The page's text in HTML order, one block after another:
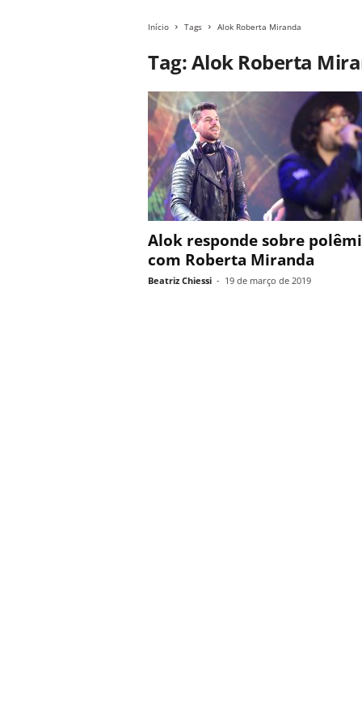
Início Tags Alok Roberta Miranda
Tag: Alok Roberta
Alok responde sobre
com Roberta Miranda
Beatriz Chiessi - 19 de março de 2019